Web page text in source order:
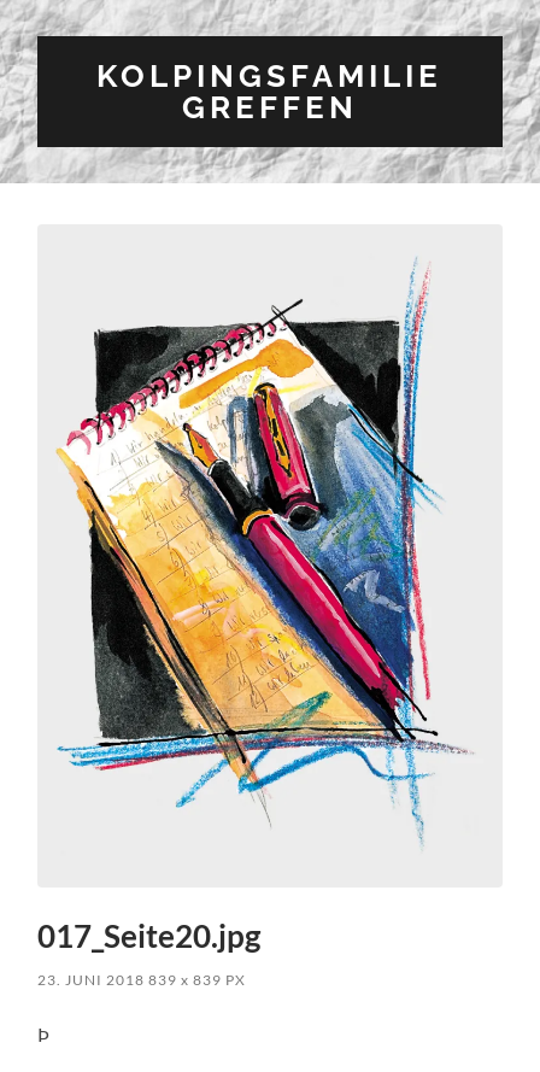
KOLPINGSFAMILIE
GREFFEN
017_Seite20.jpg
23. JUNI 2018 839x 839 PX
Þ